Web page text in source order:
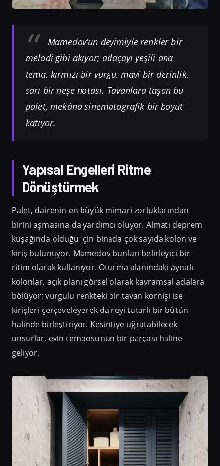
Mamedov’un deyimiyle renkler bir
melodi gibi akıyor; adaçayı yeşili ana
tema, kırmızı bir vurgu, mavi bir derinlik,
sarı bir neşe notası. Tavanlara taşan bu
palet, mekâna sinematografik bir boyut
katıyor.
Yapısal Engelleri Ritme
Dönüştürmek
Palet, dairenin en büyük mimari zorluklarından
birini aşmasına da yardımcı oluyor. Almatı deprem
kuşağında olduğu için binada çok sayıda kolon ve
kiriş bulunuyor. Mamedov bunları belirleyici bir
ritim olarak kullanıyor. Oturma alanındaki aynalı
kolonlar, açık planı görsel olarak kavramsal adalara
bölüyor; vurgulu renkteki bir tavan kornişi ise
kirişleri çerçeveleyerek daireyi tutarlı bir bütün
halinde birleştiriyor. Kesintiye uğratabilecek
unsurlar, evin temposunun bir parçası haline
geliyor.